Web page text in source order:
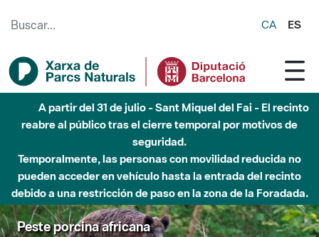
CA ES
A partir del 31 de julio - Sant Miquel del Fai - El recinto
reabre al público tras el cierre temporal por motivos de
seguridad.
Temporalmente, las personas con movilidad reducida no
pueden acceder en vehículo hasta la entrada del recinto
debido a una restricción de paso en la zona de la Foradada.
Peste porcina africana